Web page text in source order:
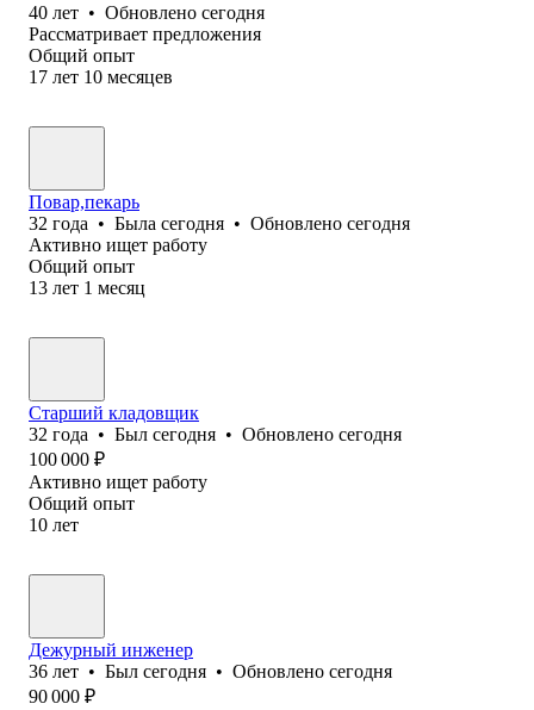
40 лет • Обновлено сегодня
Рассматривает предложения
Общий опыт
17 лет 10 месяцев
Повар,пекарь
32 года • Была сегодня • Обновлено сегодня
Активно ищет работу
Общий опыт
13 лет 1 месяц
Старший кладовщик
32 года • Был сегодня • Обновлено сегодня
100 000 ₽
Активно ищет работу
Общий опыт
10 лет
Дежурный инженер
36 лет • Был сегодня • Обновлено сегодня
90 000 ₽